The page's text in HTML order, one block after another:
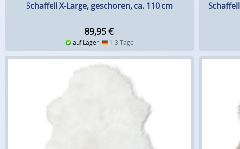
Schaffell X-Large, geschoren, ca. 110 cm
89,95 €
auf Lager 1-3 Tage